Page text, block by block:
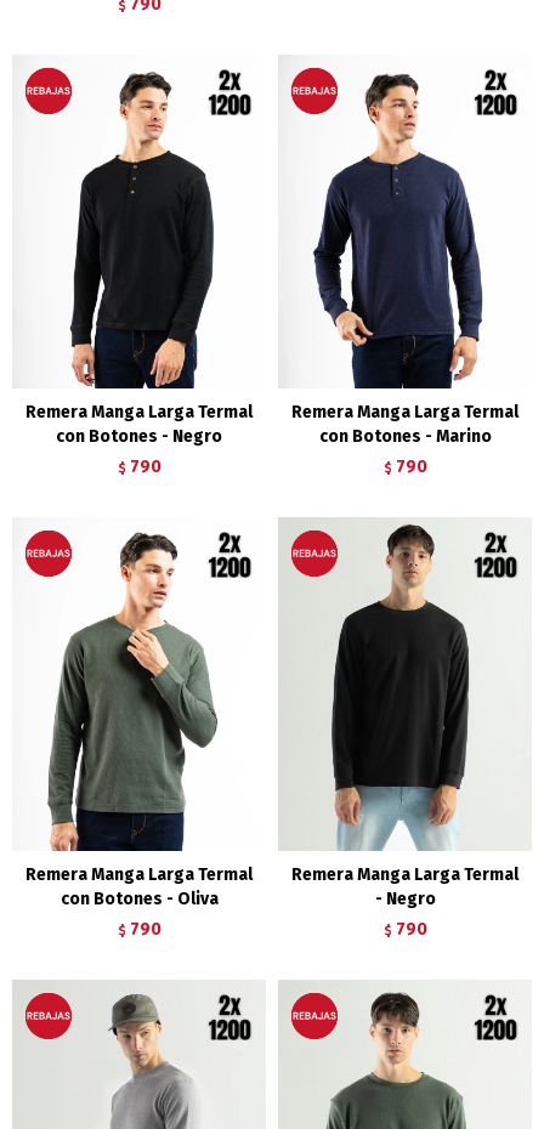
$
Remera Manga Larga Termal
con Botones - Negro
$ 790
Remera Manga Larga Termal
con Botones - Marino
$ 790
Remera Manga Larga Termal
con Botones - Oliva
$ 790
Remera Manga Larga Termal
- Negro
$ 790